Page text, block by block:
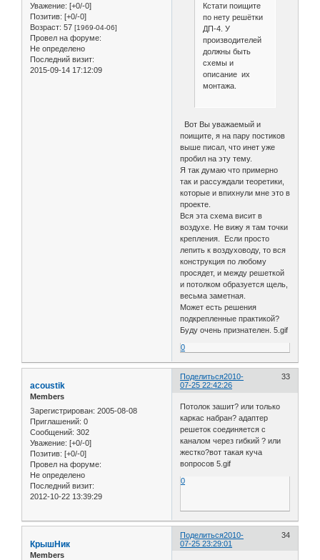
Уважение: [+0/-0]
Позитив: [+0/-0]
Возраст: 57 [1969-04-06]
Провел на форуме:
Не определено
Последний визит:
2015-09-14 17:12:09
Кстати поищите
по нету решётки
ДП-4. У
производителей
должны быть
схемы и
описание их
монтажа.
Вот Вы уважаемый и
поищите, я на пару постиков
выше писал, что инет уже
пробил на эту тему.
Я так думаю что примерно
так и рассуждали теоретики,
которые и впихнули мне это в
проекте.
Вся эта схема висит в
воздухе. Не вижу я там точки
крепления. Если просто
лепить к воздуховоду, то вся
конструкция по любому
просядет, и между решеткой
и потолком образуется щель,
весьма заметная.
Может есть решения
подкрепленные практикой?
Буду очень признателен. 5.gif
0
Поделиться 33
2010-
07-25 22:42:26
acoustik
Members
Зарегистрирован: 2005-08-08
Приглашений: 0
Сообщений: 302
Уважение: [+0/-0]
Позитив: [+0/-0]
Провел на форуме:
Не определено
Последний визит:
2012-10-22 13:39:29
Потолок зашит? или только
каркас набран? адаптер
решеток соединяется с
каналом через гибкий ? или
жестко?вот такая куча
вопросов 5.gif
0
Поделиться 34
2010-
07-25 23:29:01
КрышНик
Members